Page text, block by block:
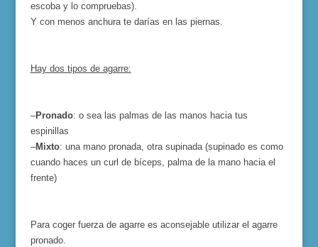
escoba y lo compruebas).
Y con menos anchura te darías en las piernas.
Hay dos tipos de agarre:
–Pronado: o sea las palmas de las manos hacia tus
espinillas
–Mixto: una mano pronada, otra supinada (supinado es como
cuando haces un curl de bíceps, palma de la mano hacia el
frente)
Para coger fuerza de agarre es aconsejable utilizar el agarre
pronado.